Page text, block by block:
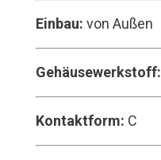
Einbau: von Außen
Gehäusewerkstoff:
Kontaktform: C